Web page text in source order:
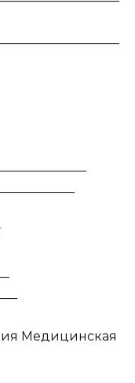
Медицинская